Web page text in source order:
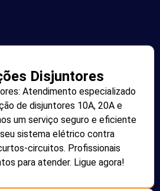
Disjuntores
Atendimento especializado
de disjuntores 10A, 20A e
um serviço seguro e eficiente
sistema elétrico contra
circuitos. Profissionais
para atender. Ligue agora!